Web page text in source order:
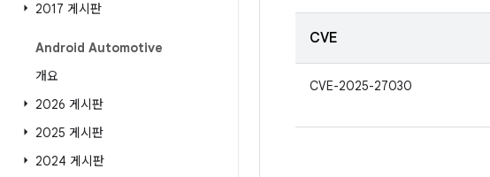
2017 게시판
Android Automotive
개요
2026 게시판
2025 게시판
2024 게시판
CVE
CVE-2025-27030